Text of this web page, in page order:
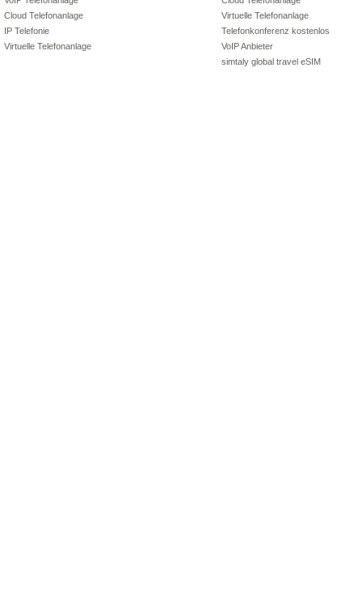
Cloud Telefonanlage
IP Telefonie
Virtuelle Telefonanlage
Virtuelle Telefonanlage
Telefonkonferenz kostenlos
VoIP Anbieter
simtaly global travel eSIM